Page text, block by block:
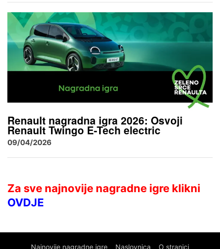
Renault nagradna igra 2026: Osvoji
Renault Twingo E-Tech electric
09/04/2026
Za sve najnovije nagradne igre klikni
OVDJE
Najnovije nagradne igre Naslovnica O stranici